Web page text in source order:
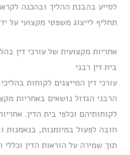
לסייע בהבנת ההליך ובהכנה
תחליף לייצוג משפטי מקצועי על
אחריות מקצועית של עורכי דין
בית דין רבני
עורכי דין המייצגים לקוחות
הרבני הגדול נושאים באחריות
לקוחותיהם וכלפי בית הדין.
חובה לפעול במיומנות, בנאמנות
תוך שמירה על הוראות הדין